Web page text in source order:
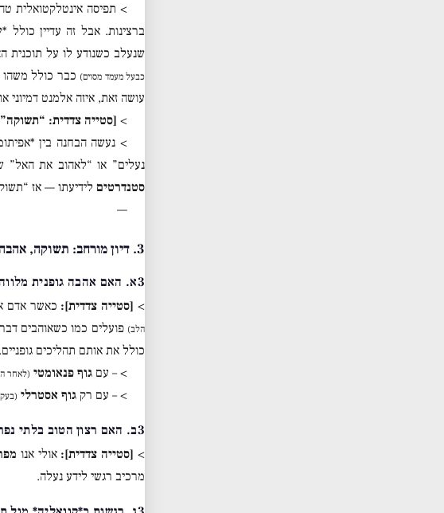
> תפיסה אינטלקטואלית
ברצינות. אבל זה עדיין
שנעלב כשנודע לו על תוכנית
כבעל מעמד מסוים) כבר כולל
עושה זאת, איזה אלמנט דמיוני
> [סטייה צדדית:
> נעשה הבחנה בין
נעלים” או “לאהוב את האל”
סטנדרטים לידיעתו — אז
—
3. דיון מורחב: תשוקה, אהבה ואינטלקט
3א. האם אהבה גופנית מלווה אהבה לדברים לא-גופניים?
> [סטייה צדדית]: כאשר אדם
הלב) פועלים כמו כשאוהבים
כולל את אותם תהליכים
> – עםגוף פנאומטי (לאחר
> – עם רקגוף אסטרלי
3ב. האם רצון הטוב בלתי נפרד מידיעת הטוב?
> [סטייה צדדית]: אולי אנו
מרכיב רגשי לידע נעלה.